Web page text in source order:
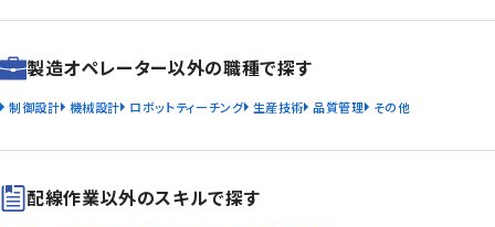
製造オペレーター以外の職種で探す
制御設計 機械設計 ロボットティーチング 生産技術 品質管理 その他
配線作業以外のスキルで探す